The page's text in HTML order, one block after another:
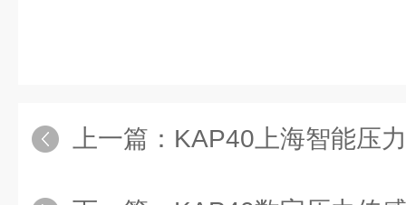
上一篇： KAP40上海智能压